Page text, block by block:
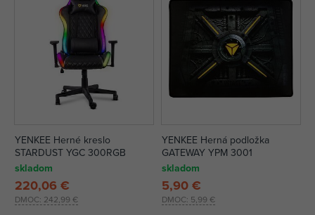
YENKEE Herné kreslo
STARDUST YGC 300RGB
skladom
DMOC: 242,99 €
220,06 €
YENKEE Herná podložka
GATEWAY YPM 3001
skladom
DMOC: 5,99 €
5,90 €